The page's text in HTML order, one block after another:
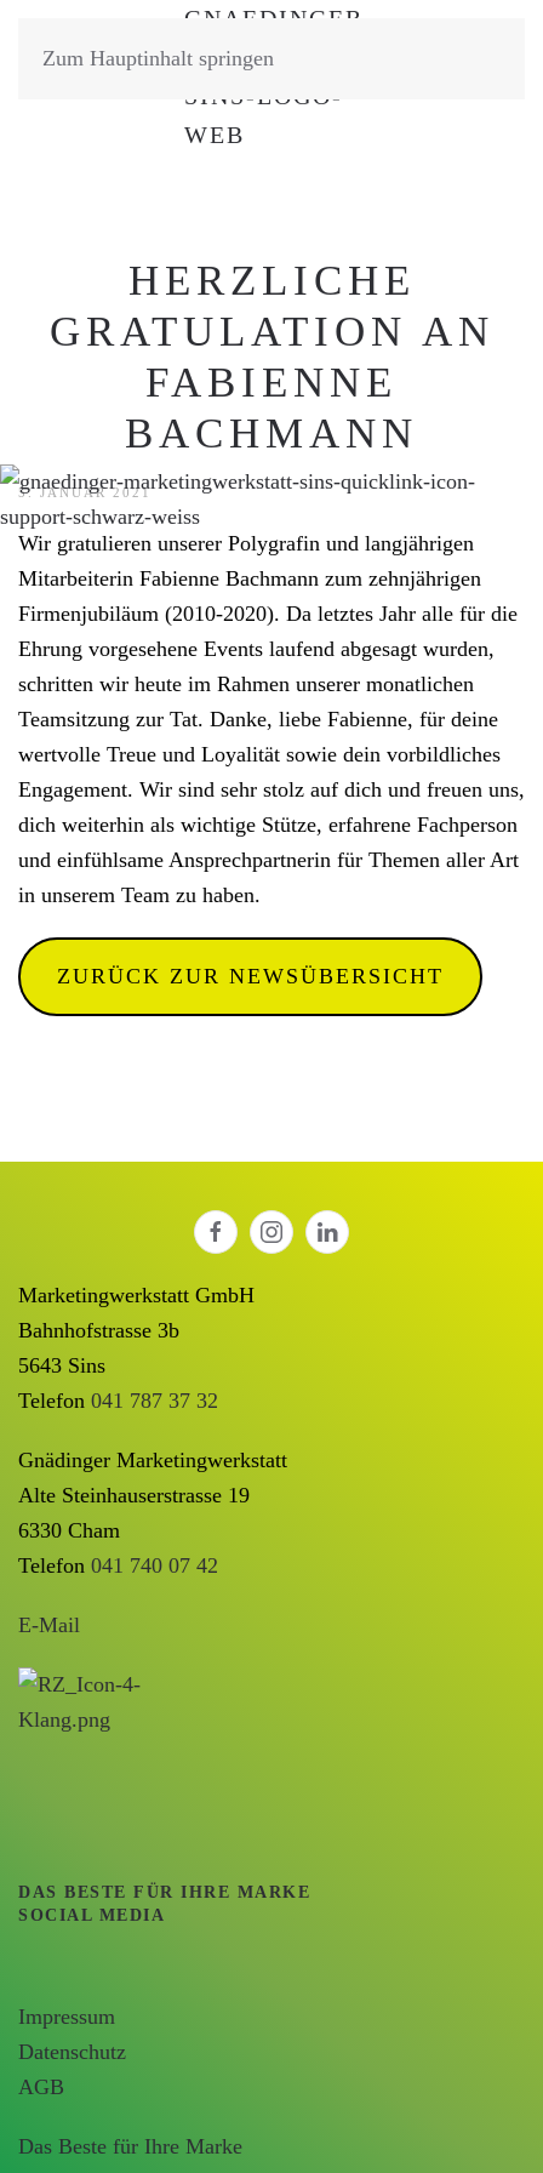
Zum Hauptinhalt springen
HERZLICHE
GRATULATION AN
FABIENNE
BACHMANN
5. JANUAR 2021
Wir gratulieren unserer Polygrafin und langjährigen
Mitarbeiterin Fabienne Bachmann zum zehnjährigen
Firmenjubiläum (2010-2020). Da letztes Jahr alle für die
Ehrung vorgesehene Events laufend abgesagt wurden,
schritten wir heute im Rahmen unserer monatlichen
Teamsitzung zur Tat. Danke, liebe Fabienne, für deine
wertvolle Treue und Loyalität sowie dein vorbildliches
Engagement. Wir sind sehr stolz auf dich und freuen uns,
dich weiterhin als wichtige Stütze, erfahrene Fachperson
und einfühlsame Ansprechpartnerin für Themen aller Art
in unserem Team zu haben.
ZURÜCK ZUR NEWSÜBERSICHT
Marketingwerkstatt GmbH
Bahnhofstrasse 3b
5643 Sins
Telefon 041 787 37 32
Gnädinger Marketingwerkstatt
Alte Steinhauserstrasse 19
6330 Cham
Telefon 041 740 07 42
E-Mail
DAS BESTE FÜR IHRE MARKE
SOCIAL MEDIA
Impressum
Datenschutz
AGB
Das Beste für Ihre Marke